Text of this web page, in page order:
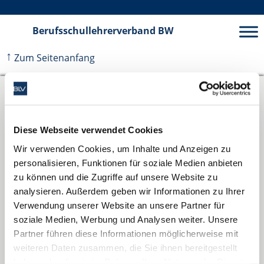
Diese Webseite verwendet Cookies
Wir verwenden Cookies, um Inhalte und Anzeigen zu
personalisieren, Funktionen für soziale Medien anbieten
zu können und die Zugriffe auf unsere Website zu
analysieren. Außerdem geben wir Informationen zu Ihrer
Verwendung unserer Website an unsere Partner für
soziale Medien, Werbung und Analysen weiter. Unsere
Partner führen diese Informationen möglicherweise mit
weiteren Daten zusammen, die Sie ihnen bereitgestellt
Berufsschullehrerverband BW
↑ Zum Seitenanfang
Kontakt
Verband der Lehrerinnen und Lehrer an beruflichen Schulen in
Baden-Württemberg e.V.
Schwabstraße 59
Telefon: 0711 489 837 0
Telefax: 0711 489 837 19
E-Mail:info@blv-bw.de